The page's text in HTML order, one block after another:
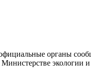
органы
экологии